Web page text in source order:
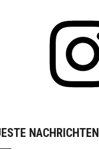
NACHRICHTEN